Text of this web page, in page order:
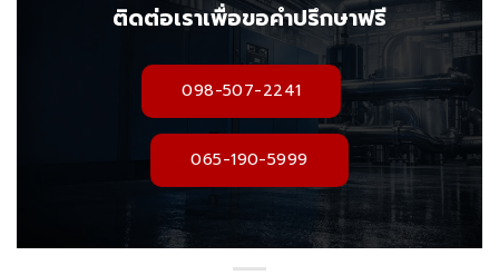
ติดต่อเราเพื่อขอคำปรึกษาฟรี
098-507-2241
065-190-5999